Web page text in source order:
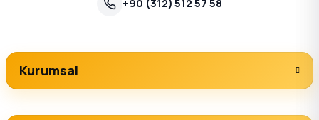
+90 (312) 512 57 58
Kurumsal